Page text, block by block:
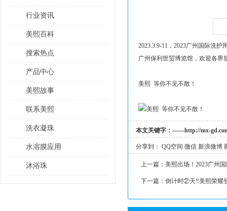
行业资讯
美熙百科
搜索热点
产品中心
美熙故事
联系美熙
洗衣凝珠
水溶膜应用
沐浴珠
2023.3.9-11，2023广州国际洗护
广州保利世贸博览馆，欢迎各
美熙 等你不见不散！
本文关键字： ——http://mx-
分享到： QQ空间 微信 新浪微博
上一篇： 美熙出场！2023广州
下一篇： 倒计时②天‼美熙荣耀